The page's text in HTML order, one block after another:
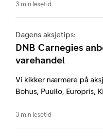
3 min lesetid
Dagens aksjetips:
DNB Carnegies
varehandel
Vi kikker nærmere på
Bohus, Puuilo, Europris,
3 min lesetid